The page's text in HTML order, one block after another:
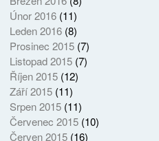
Únor 2016(11)
Leden 2016(8)
Prosinec 2015(7)
Listopad 2015(7)
Říjen 2015(12)
Září 2015(11)
Srpen 2015(11)
Červenec 2015(10)
Červen 2015(16)